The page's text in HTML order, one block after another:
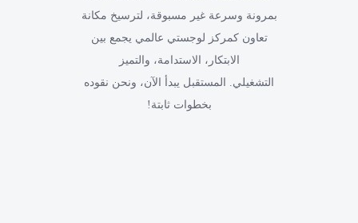
بمرونة وسرعة غير مسبوقة، لترسيخ مكانة
تعاون كمركز لوجستي عالمي يجمع بين
الابتكار، الاستدامة، والتميز
التشغيلي. المستقبل يبدأ الآن، ونحن نقوده
بخطوات ثابتة!